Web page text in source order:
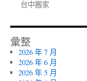
台中搬家
彙整
2026 年 7 月
2026 年 6 月
2026 年 5 月